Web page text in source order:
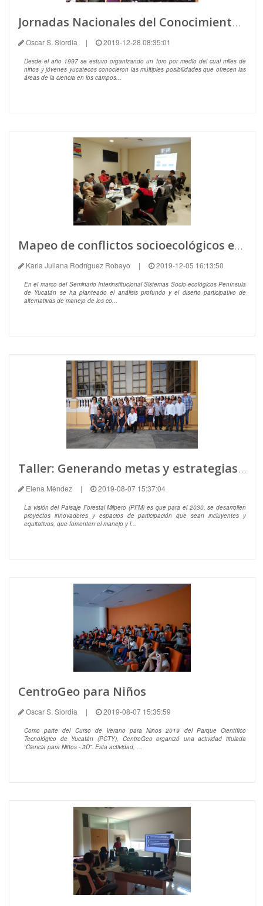
Jornadas Nacionales del Conocimiento 2019
Oscar S. Siordia | 2019-12-28 08:35:01
Desde el año 1997 se estuvo organizando un foro por medio del cual miles de
niños y jóvenes yucatecos conocieron las múltiples posibilidades que ofrecen las
áreas de la ciencia en los campos...
Mapeo de conflictos socioecológicos en la Península de Yucatán
Karla Juliana Rodríguez Robayo | 2019-12-05 16:13:50
En el marco del Seminario Interinstitucional Sistemas Socio-ecológicos Península
de Yucatán se ha planteado el análisis profundo y el diseño participativo de
alternativas de manejo de los co...
Taller: Generando metas y estrategias para el Paisaje Forestal Milpero de la Península de Yucatán
Elena Méndez | 2019-08-07 15:37:04
La visión del Paisaje Forestal Milpero (PFM) es que para el 2030, se desarrollen
proyectos innovadores y espacios de participación que sean incluyentes y
equitativos, que fomenten el manejo y l...
CentroGeo para Niños
Oscar S. Siordia | 2019-08-07 15:35:59
Como parte del Curso de Verano para Niños 2019 del Parque Científico
Tecnológico de Yucatán (PCTY), CentroGeo organizó una actividad titulada
“Ciencia para Niños - 3D”. Esta actividad, ...